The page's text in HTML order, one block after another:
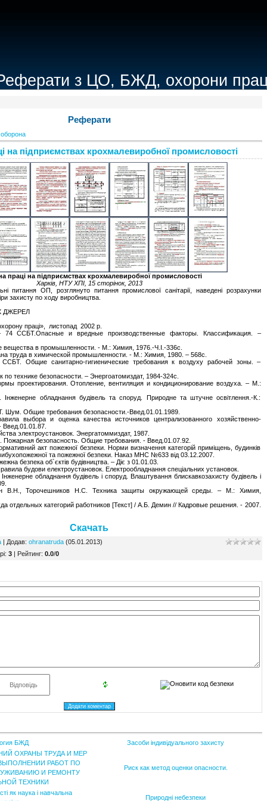
з ЦО, БЖД, охорони
Реферати
оборона
на підприємствах крохмалевиробної промисловості
праці на підприємствах крохмалевиробної промисловості
Харків, НТУ ХПІ, 15 сторінок, 2013
питання ОП, розглянуто питання промислової санітарії, наведені розрахунки
захисту по ходу виробництва.
ДЖЕРЕЛ
праці», листопад 2002 р.
и вредные производственные факторы. Классификация. –
в промышленности. - М.: Химия, 1976.-Ч.I.-336с.
труда в химической промышленности. - М.: Химия, 1980. – 568с.
Общие санитарно-гигиенические требования к воздуху рабочей зоны. –
технике безопасности. – Энергоатомиздат, 1984-324с.
Отопление, вентиляция и кондиционирование воздуха. – М.:
обладнання будівель та споруд. Природне та штучне освітлення.-К.:
Общие требования безопасности.-Введ.01.01.1989.
выбора и оценка качества источников централизованного хозяйственно-
Введ.01.01.87.
электроустановок. Энергатоммиздат, 1987.
безопасность. Общие требования. - Введ.01.07.92.
акт пожежної безпеки. Норми визначення категорій приміщень, будинків
та пожежної безпеки. Наказ МНС №633 від 03.12.2007.
безпека об`єктів будівництва. – Діє з 01.01.03.
будови електроустановок. Електрообладнання спеціальних установок.
обладнання будівель і споруд. Влаштування блискавкозахисту будівель і
В.Н., Торочешников Н.С. Техника защиты окружающей среды. – М.: Химия,
отдельных категорий работников [Текст] / А.Б. Демин // Кадровые решения. - 2007.
Скачать
| Додав: ohranatruda(05.01.2013)
: 3| Рейтинг: 0.0/0
БЖД
Засоби індивідуального захисту
ОХРАНЫ ТРУДА И МЕР
РАБОТ ПО
И РЕМОНТУ
ТЕХНИКИ
Риск как метод оценки опасности.
як наука і навчальна
Природні небезпеки